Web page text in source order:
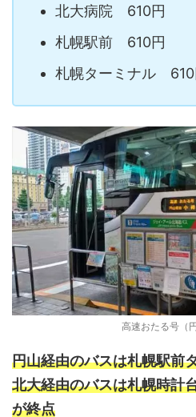
北大病院 610円
札幌駅前 610円
札幌ターミナル 610
高速おたる号（
円山経由のバスは札幌駅前
北大経由のバスは札幌時計
が終点